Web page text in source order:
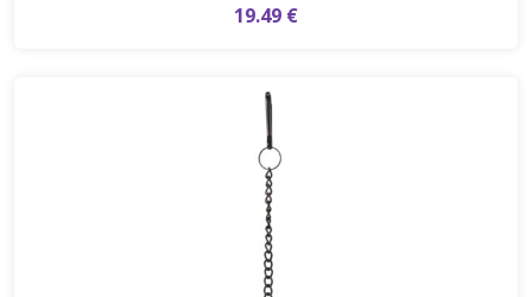
19.49 €